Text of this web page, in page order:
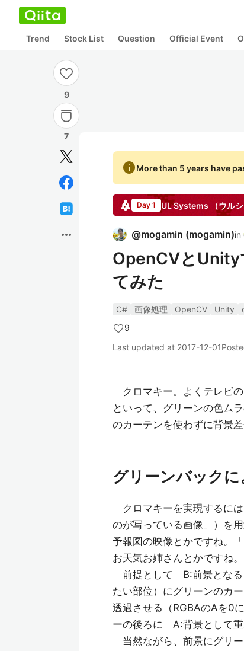
Trend Stock List Question Official Event
9
7
more_horiz
infoMore than 5 years have
Day 1 UL Systems （ウルシ
@mogamin (mogamin)in
OpenCVとUnity
てみた
C# 画像処理 OpenCV Unity
9
Last updated at 2017-12-01
クロマキー。よくテレビ
といって、グリーンの色ム
のカーテンを使わずに背景
グリーンバック
クロマキーを実現するに
のが写っている画像」）を
予報図の映像とかですね。
お天気お姉さんとかですね。
前提として「B:前景とな
たい部位）にグリーンのカ
透過させる（RGBAのAを0
ーの後ろに「A:背景として
当然ながら、前景にグリ